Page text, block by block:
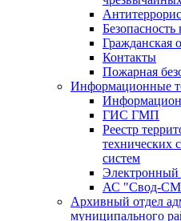
Гражданская
Контакты
Пожарная
Информационные
ГИС ГМП
Реестр
технических
систем
АС "Свод-
Архивный отдел
муниципального